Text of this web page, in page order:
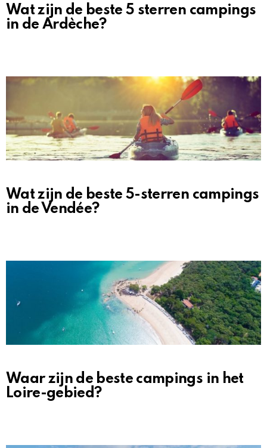
Wat zijn de beste 5 sterren campings
in de Ardèche?
Wat zijn de beste 5-sterren campings
in de Vendée?
Waar zijn de beste campings in het
Loire-gebied?